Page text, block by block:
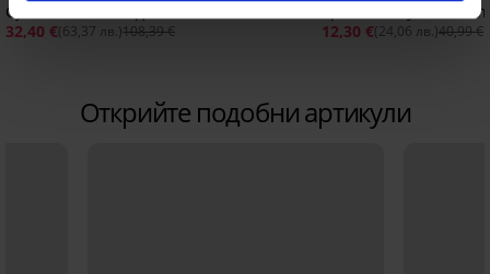
Сутиен Bird неподплатен
32,40 €(63,37 лв.)108,39 €
Еротичен сутиен
12,30 €(24,06 лв.)40,99 €
Открийте подобни артикули